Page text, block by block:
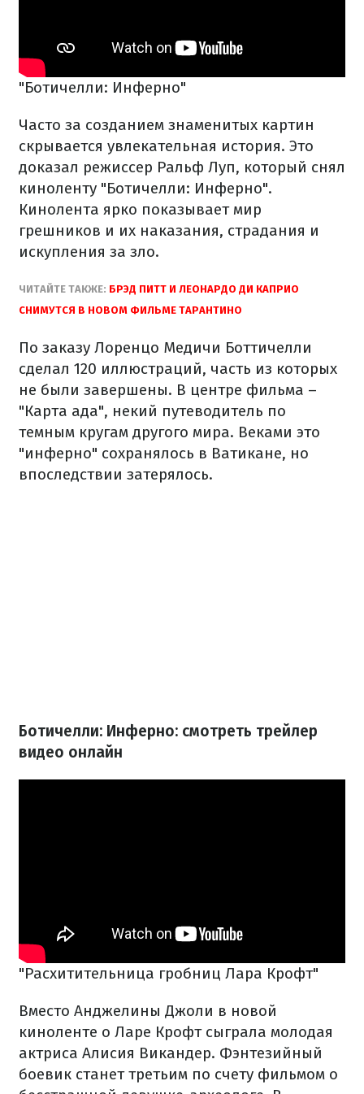
"Ботичелли: Инферно"
Часто за созданием знаменитых картин
скрывается увлекательная история. Это
доказал режиссер Ральф Луп, который снял
киноленту "Ботичелли: Инферно".
Кинолента ярко показывает мир
грешников и их наказания, страдания и
искупления за зло.
ЧИТАЙТЕ ТАКЖЕ: БРЭД ПИТТ И ЛЕОНАРДО ДИ КАПРИО
СНИМУТСЯ В НОВОМ ФИЛЬМЕ ТАРАНТИНО
По заказу Лоренцо Медичи Боттичелли
сделал 120 иллюстраций, часть из которых
не были завершены. В центре фильма –
"Карта ада", некий путеводитель по
темным кругам другого мира. Веками это
"инферно" сохранялось в Ватикане, но
впоследствии затерялось.
Ботичелли: Инферно: смотреть трейлер
видео онлайн
"Расхитительница гробниц Лара Крофт"
Вместо Анджелины Джоли в новой
киноленте о Ларе Крофт сыграла молодая
актриса Алисия Викандер. Фэнтезийный
боевик станет третьим по счету фильмом о